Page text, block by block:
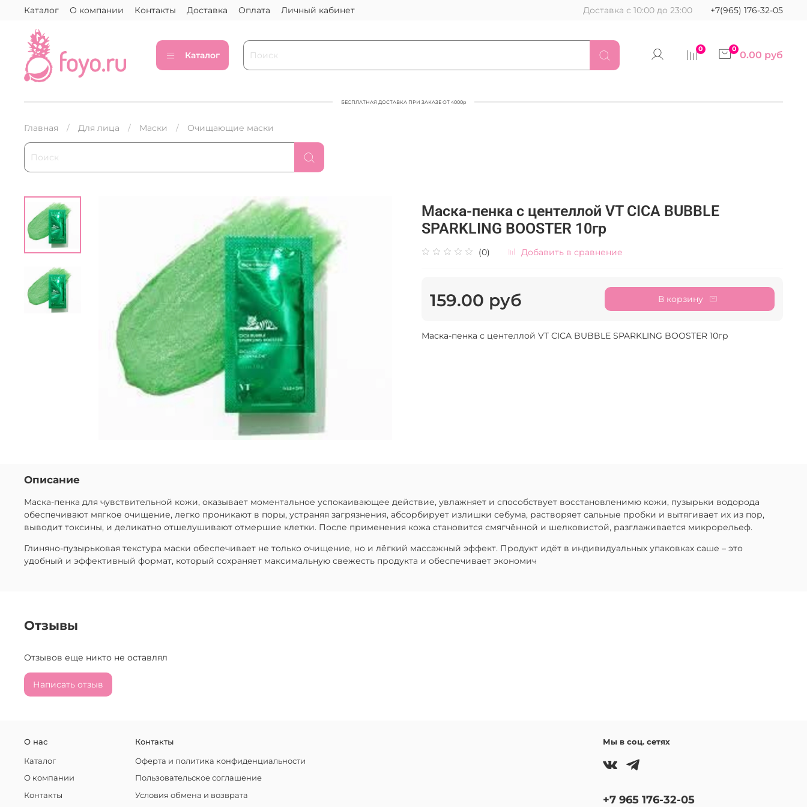
Каталог О компании Контакты Доставка Оплата Личный кабинет Доставка с 10:00 до 23:00 +7(965) 176-32-05
Каталог
0 0 0.00 руб
БЕСПЛАТНАЯ ДОСТАВКА ПРИ ЗАКАЗЕ ОТ 4000р
Главная Для лица Маски Очищающие маски
Маска-пенка с центеллой VT CICA BUBBLE
SPARKLING BOOSTER 10гр
(0) Добавить в сравнение
159.00 руб В корзину
Маска-пенка с центеллой VT CICA BUBBLE SPARKLING BOOSTER 10гр
Описание
Маска-пенка для чувствительной кожи, оказывает моментальное успокаивающее действие, увлажняет и способствует восстановленимю кожи, пузырьки водорода
обеспечивают мягкое очищение, легко проникают в поры, устраняя загрязнения, абсорбирует излишки себума, растворяет сальные пробки и вытягивает их из пор,
выводит токсины, и деликатно отшелушивают отмершие клетки. После применения кожа становится смягчённой и шелковистой, разглаживается микрорельеф.
Глиняно-пузырьковая текстура маски обеспечивает не только очищение, но и лёгкий массажный эффект. Продукт идёт в индивидуальных упаковках саше – это
удобный и эффективный формат, который сохраняет максимальную свежесть продукта и обеспечивает экономич
Отзывы
Отзывов еще никто не оставлял
Написать отзыв
О нас
Каталог
О компании
Контакты
Контакты
Оферта и политика конфиденциальности
Пользовательское соглашение
Условия обмена и возврата
Мы в соц. сетях
+7 965 176-32-05